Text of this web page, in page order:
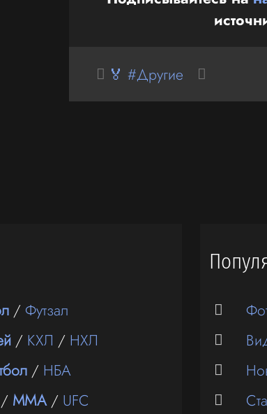
🏅 #Другие
/Футзал
/ КХЛ / НХЛ
/ НБА
/ ММА/ UFC